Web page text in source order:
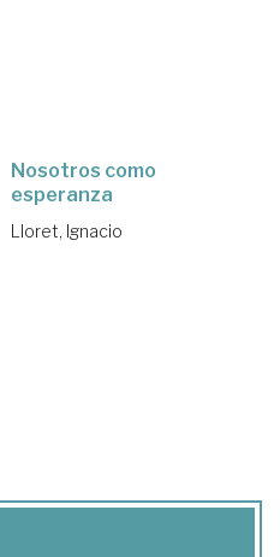
Nosotros como
esperanza
Lloret, Ignacio